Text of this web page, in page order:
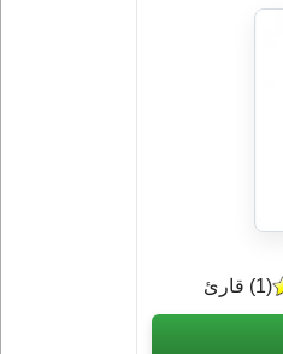
(
1) قارئ